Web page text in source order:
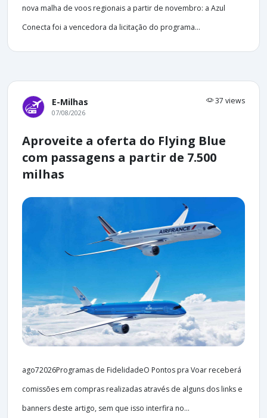
nova malha de voos regionais a partir de novembro: a Azul
Conecta foi a vencedora da licitação do programa...
E-Milhas 37 views
07/08/2026
Aproveite a oferta do Flying Blue
com passagens a partir de 7.500
milhas
ago72026Programas de FidelidadeO Pontos pra Voar receberá
comissões em compras realizadas através de alguns dos links e
banners deste artigo, sem que isso interfira no...